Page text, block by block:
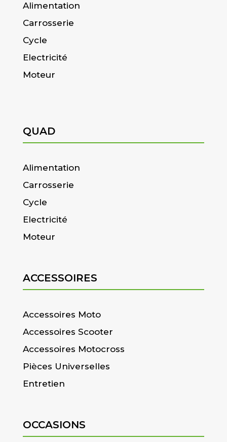
Alimentation
Carrosserie
Cycle
Electricité
Moteur
QUAD
Alimentation
Carrosserie
Cycle
Electricité
Moteur
ACCESSOIRES
Accessoires Moto
Accessoires Scooter
Accessoires Motocross
Pièces Universelles
Entretien
OCCASIONS